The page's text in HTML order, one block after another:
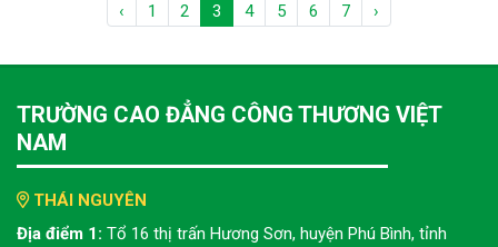
‹ 1 2 3 4 5 6 7 ›
TRƯỜNG CAO ĐẲNG CÔNG THƯƠNG VIỆT
NAM
THÁI NGUYÊN
Địa điểm 1: Tổ 16 thị trấn Hương Sơn, huyện Phú Bình, tỉnh